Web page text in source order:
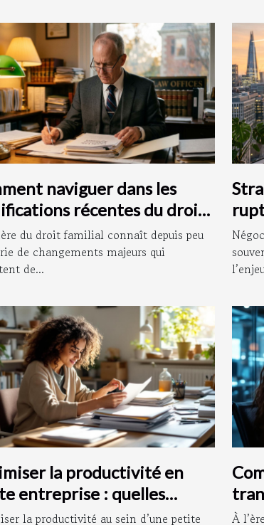
naviguer dans les
récentes du droit
?
du droit familial connaît depuis peu
de changements majeurs qui
de...
la productivité en
entreprise : quelles
adopter ?
la productivité au sein d’une petite
de
À